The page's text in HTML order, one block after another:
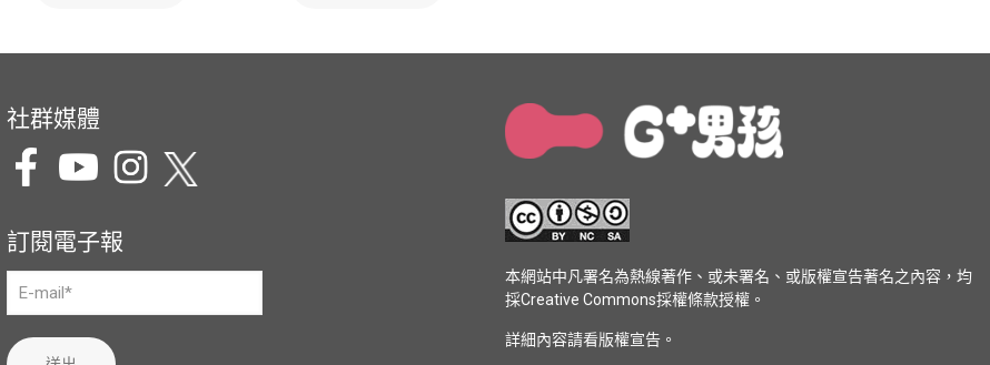
社群媒體
訂閱電子報
本網站中凡署名為熱線著作、或未署名、或版權宣告著名之內容，均
採Creative Commons採權條款授權。
詳細內容請看版權宣告。